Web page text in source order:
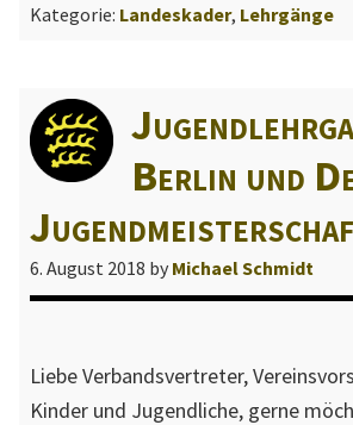
DEM
Kategorie: Landeskader, Lehrgänge
Berlin und
6. August 2018 by Michael Schmidt
Liebe Verbandsvertreter,
Kinder und Jugendliche, gerne